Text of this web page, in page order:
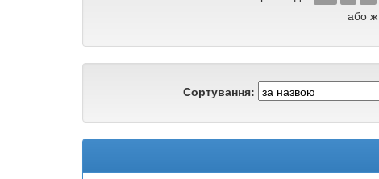
або ж
Сортування: